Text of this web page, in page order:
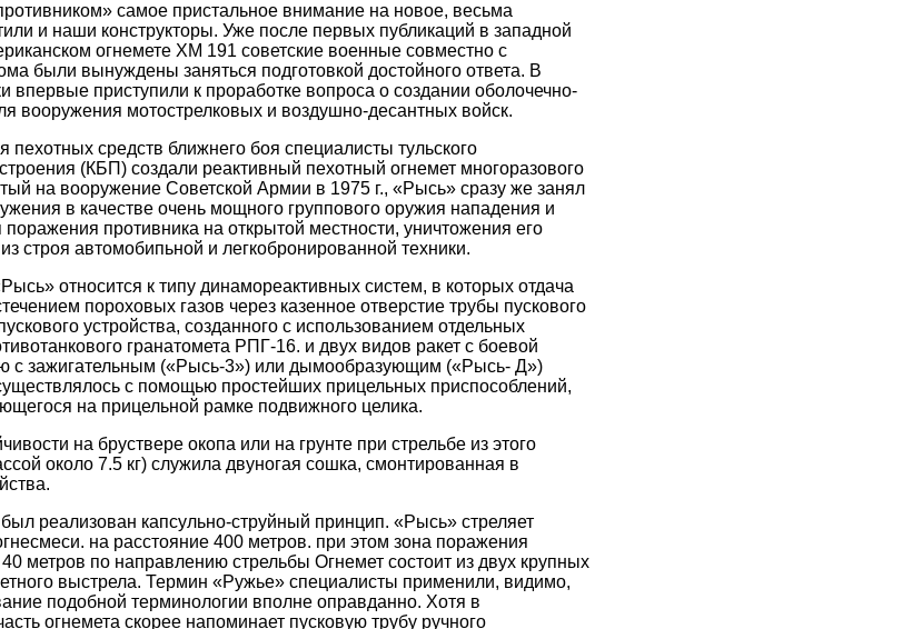
самое пристальное внимание на новое, весьма
и наши конструкторы. Уже после первых публикаций в западной
огнемете ХМ 191 советские военные совместно с
были вынуждены заняться подготовкой достойного ответа. В
впервые приступили к проработке вопроса о создании оболочечно-
вооружения мотострелковых и воздушно-десантных войск.
пехотных средств ближнего боя специалисты тульского
(КБП) создали реактивный пехотный огнемет многоразового
на вооружение Советской Армии в 1975 г., «Рысь» сразу же занял
в качестве очень мощного группового оружия нападения и
противника на открытой местности, уничтожения его
строя автомобипьной и легкобронированной техники.
относится к типу динамореактивных систем, в которых отдача
пороховых газов через казенное отверстие трубы пускового
устройства, созданного с использованием отдельных
гранатомета РПГ-16. и двух видов ракет с боевой
с зажигательным («Рысь-3») или дымообразующим («Рысь- Д»)
с помощью простейших прицельных приспособлений,
на прицельной рамке подвижного целика.
на бруствере окопа или на грунте при стрельбе из этого
около 7.5 кг) служила двуногая сошка, смонтированная в
реализован капсульно-струйный принцип. «Рысь» стреляет
на расстояние 400 метров. при этом зона поражения
метров по направлению стрельбы Огнемет состоит из двух крупных
выстрела. Термин «Ружье» специалисты применили, видимо,
подобной терминологии вполне оправданно. Хотя в
огнемета скорее напоминает пусковую трубу ручного